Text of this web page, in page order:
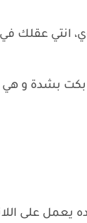
انتي عقلك
بشدة و هي
يعمل على